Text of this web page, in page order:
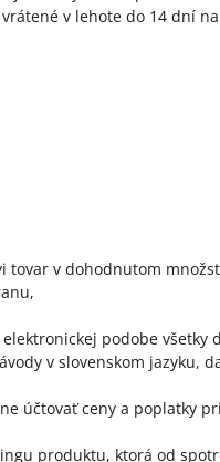
v lehote do 14 dní
v dohodnutom
podobe všetky
v slovenskom jazyku,
účtovať ceny a poplatky
produktu, ktorá od